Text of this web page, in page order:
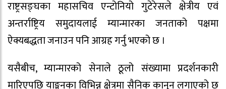
राष्ट्रसङ्घका महासचिव एन्टोनियो गुटेरेसले क्षेत्रीय एवं
अन्तर्राष्ट्रिय समुदायलाई म्यान्मारका जनताको पक्षमा
ऐक्यबद्धता जनाउन पनि आग्रह गर्नु भएको छ ।
यसैबीच, म्यान्मारको सेनाले ठूलो संख्यामा प्रदर्शनकारी
मारिएपछि याङ्गुनका विभिन्न क्षेत्रमा सैनिक कानुन लगाएको छ